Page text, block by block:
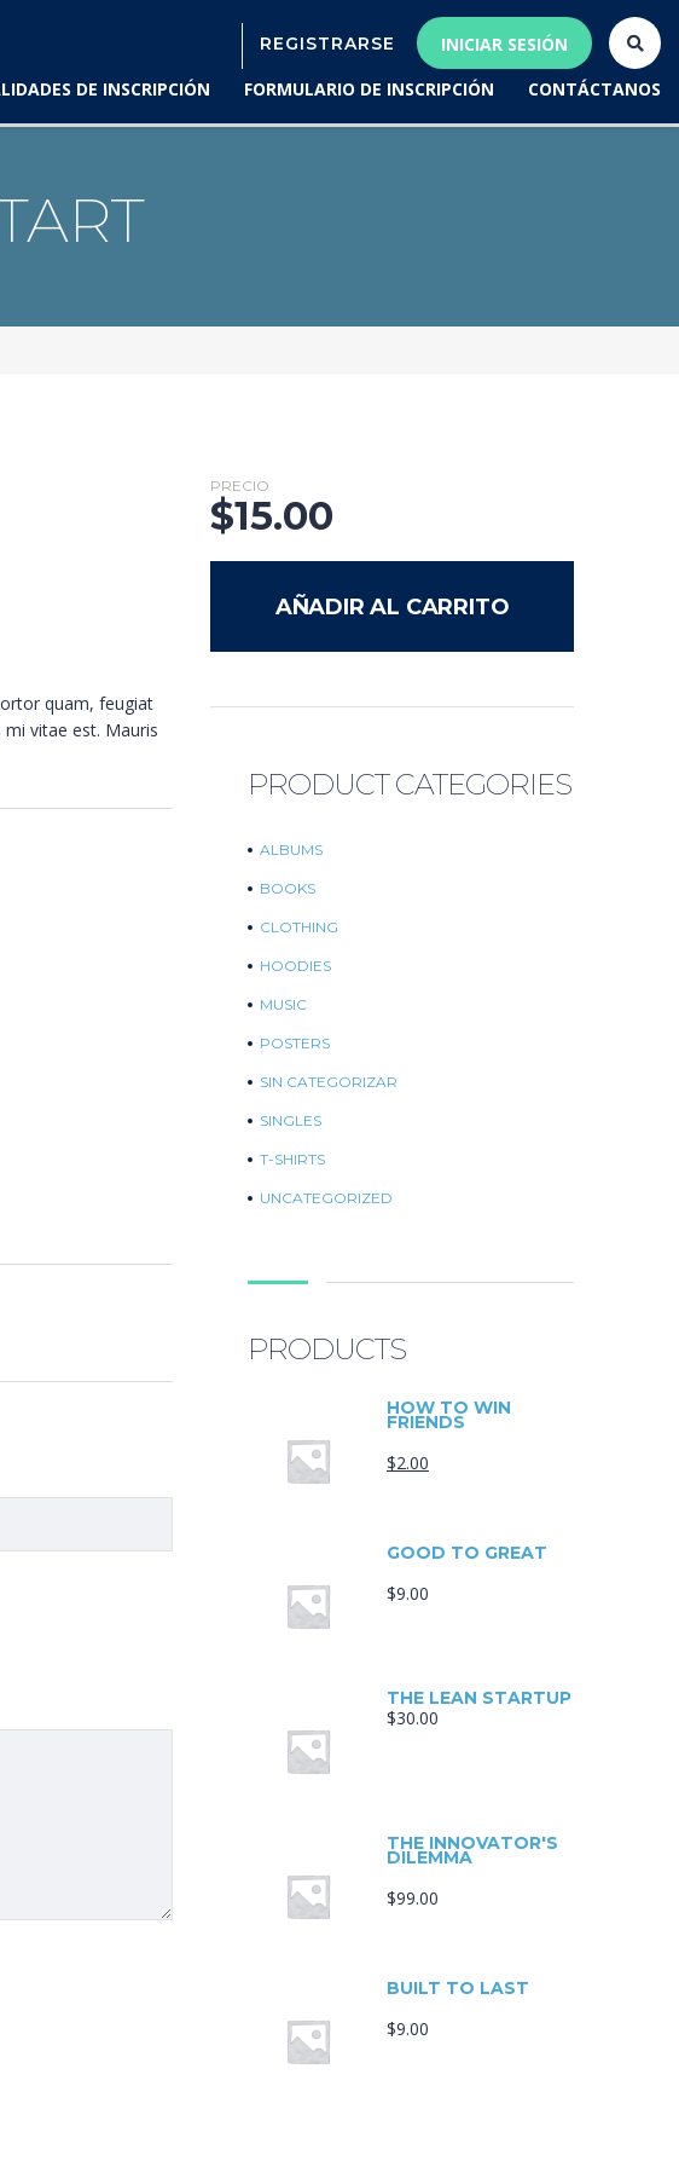
REGISTRARSE
INICIAR SESIÓN
DE INSCRIPCIÓN FORMULARIO DE INSCRIPCIÓN CONTÁCTANOS
quam, feugiat
vitae est. Mauris
PRECIO
$15.00
AÑADIR AL CARRITO
PRODUCT CATEGORIES
ALBUMS
BOOKS
CLOTHING
HOODIES
MUSIC
POSTERS
SIN CATEGORIZAR
SINGLES
T-SHIRTS
UNCATEGORIZED
PRODUCTS
HOW TO WIN
FRIENDS
$2.00
GOOD TO GREAT
$9.00
THE LEAN STARTUP
$30.00
THE INNOVATOR'S
DILEMMA
$99.00
BUILT TO LAST
$9.00